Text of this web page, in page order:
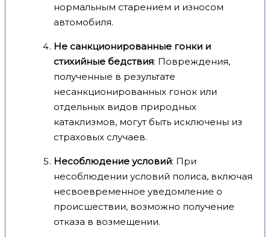
нормальным старением и износом
автомобиля.
Не санкционированные гонки и
стихийные бедствия: Повреждения,
полученные в результате
несанкционированных гонок или
отдельных видов природных
катаклизмов, могут быть исключены из
страховых случаев.
Несоблюдение условий: При
несоблюдении условий полиса, включая
несвоевременное уведомление о
происшествии, возможно получение
отказа в возмещении.